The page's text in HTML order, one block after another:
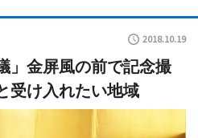
2018.10.19
」金屏風の前で記念撮
受け入れたい地域